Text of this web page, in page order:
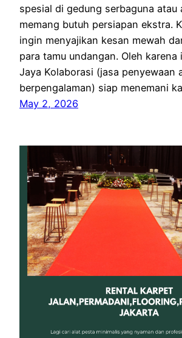
spesial di gedung serbaguna atau
memang butuh persiapan ekstra.
ingin menyajikan kesan mewah
para tamu undangan. Oleh karena
Jaya Kolaborasi (jasa penyewaan
berpengalaman) siap menemani
May 2, 2026